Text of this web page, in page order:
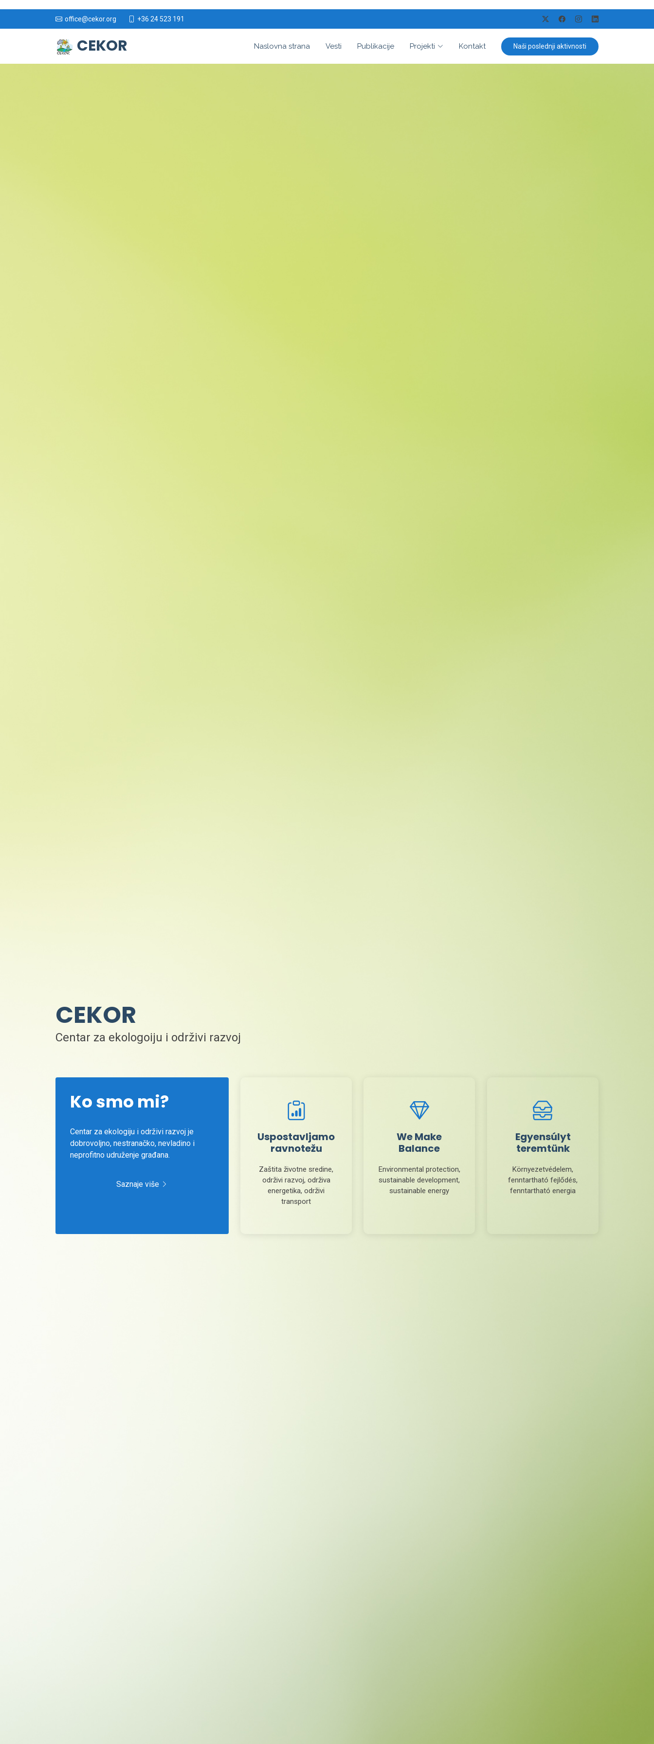
office@cekor.org +36 24 523 191
CEKOR Naši poslednji aktivnosti
CEKOR
Centar za ekologoiju i održivi razvoj
Ko smo mi?
Centar za ekologiju i održivi razvoj je
dobrovoljno, nestranačko, nevladino i
neprofitno udruženje građana.
Saznaje više
Uspostavljamo
ravnotežu
Zaštita životne sredine,
održivi razvoj, održiva
energetika, održivi
transport
We Make
Balance
Environmental protection,
sustainable development,
sustainable energy
Egyensúlyt
teremtünk
Környezetvédelem,
fenntartható fejlődés,
fenntartható energia